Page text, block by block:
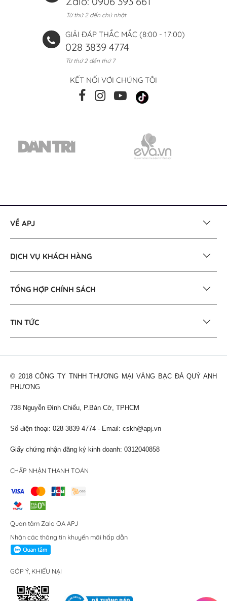
Từ thứ 2 đến chủ nhật
GIẢI ĐÁP THẮC MẮC (8:00 - 17:00)
028 3839 4774
Từ thứ 2 đến thứ 7
KẾT NỐI VỚI CHÚNG TÔI
VỀ APJ
DỊCH VỤ KHÁCH HÀNG
TỔNG HỢP CHÍNH SÁCH
TIN TỨC
© 2018 CÔNG TY TNHH THƯƠNG MẠI VÀNG BẠC ĐÁ QUÝ ANH
PHƯƠNG
738 Nguyễn Đình Chiểu, P.Bàn Cờ, TPHCM
Số điện thoại: 028 3839 4774 - Email: cskh@apj.vn
Giấy chứng nhận đăng ký kinh doanh: 0312040858
CHẤP NHẬN THANH TOÁN
Quan tâm Zalo OA APJ
Nhận các thông tin khuyến mãi hấp dẫn
GÓP Ý, KHIẾU NẠI